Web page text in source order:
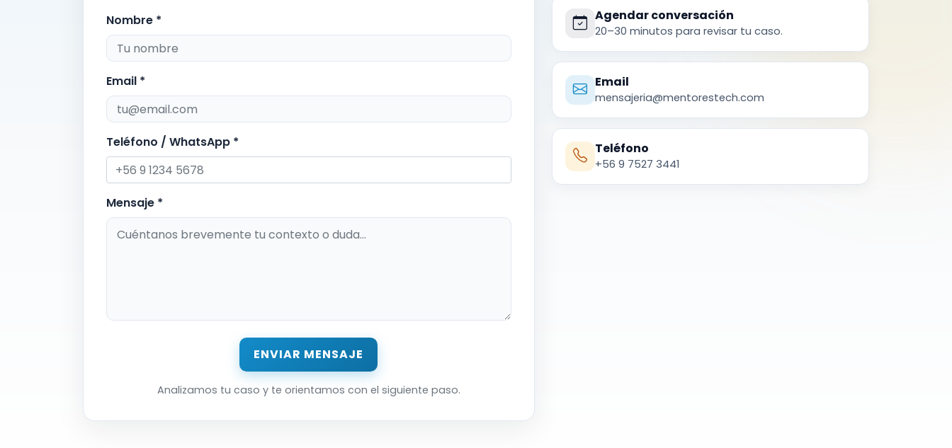
Nombre *
Email *
Teléfono / WhatsApp *
Mensaje *
ENVIAR MENSAJE
Analizamos tu caso y te orientamos con el siguiente paso.
Agendar conversación
20–30 minutos para revisar tu caso.
Email
mensajeria@mentorestech.com
Teléfono
+56 9 7527 3441